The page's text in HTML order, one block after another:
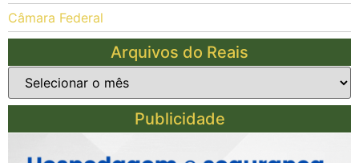
Câmara Federal
Arquivos do Reais
Publicidade